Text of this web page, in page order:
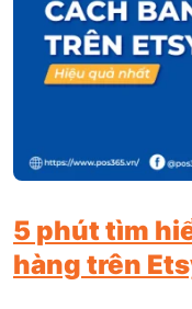
5 phút tìm
hàng trên